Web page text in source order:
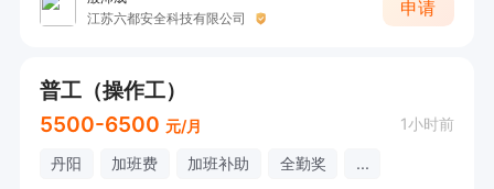
江苏六都安全科技有限公司
申请
普工（操作工）
5500-6500 元/月 1小时前
丹阳 加班费 加班补助 全勤奖 ...